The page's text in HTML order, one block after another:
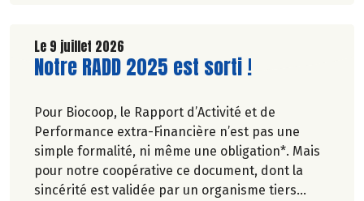
Découvrez celui d'Août 2026 !
Le 9 juillet 2026
Lire la suite de l'article
Notre RADD 2025 est sorti !
Pour Biocoop, le Rapport d’Activité et de
Performance extra-Financière n’est pas une
simple formalité, ni même une obligation*. Mais
pour notre coopérative ce document, dont la
sincérité est validée par un organisme tiers